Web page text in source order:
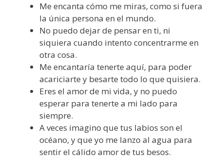
Me encanta cómo me miras, como si fuera
la única persona en el mundo.
No puedo dejar de pensar en ti, ni
siquiera cuando intento concentrarme en
otra cosa.
Me encantaría tenerte aquí, para poder
acariciarte y besarte todo lo que quisiera.
Eres el amor de mi vida, y no puedo
esperar para tenerte a mi lado para
siempre.
A veces imagino que tus labios son el
océano, y que yo me lanzo al agua para
sentir el cálido amor de tus besos.